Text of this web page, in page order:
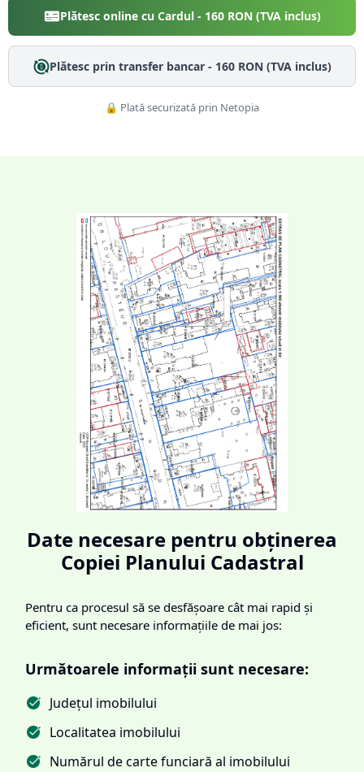
Plătesc online cu Cardul - 160RON (TVA inclus)
Plătesc prin transfer bancar - 160RON (TVA inclus)
🔒 Plată securizată prin Netopia
Date necesare pentru obținerea
Copiei Planului Cadastral
Pentru ca procesul să se desfășoare cât mai rapid și
eficient, sunt necesare informațiile de mai jos:
Următoarele informații sunt necesare:
Județul imobilului
Localitatea imobilului
Numărul de carte funciară al imobilului